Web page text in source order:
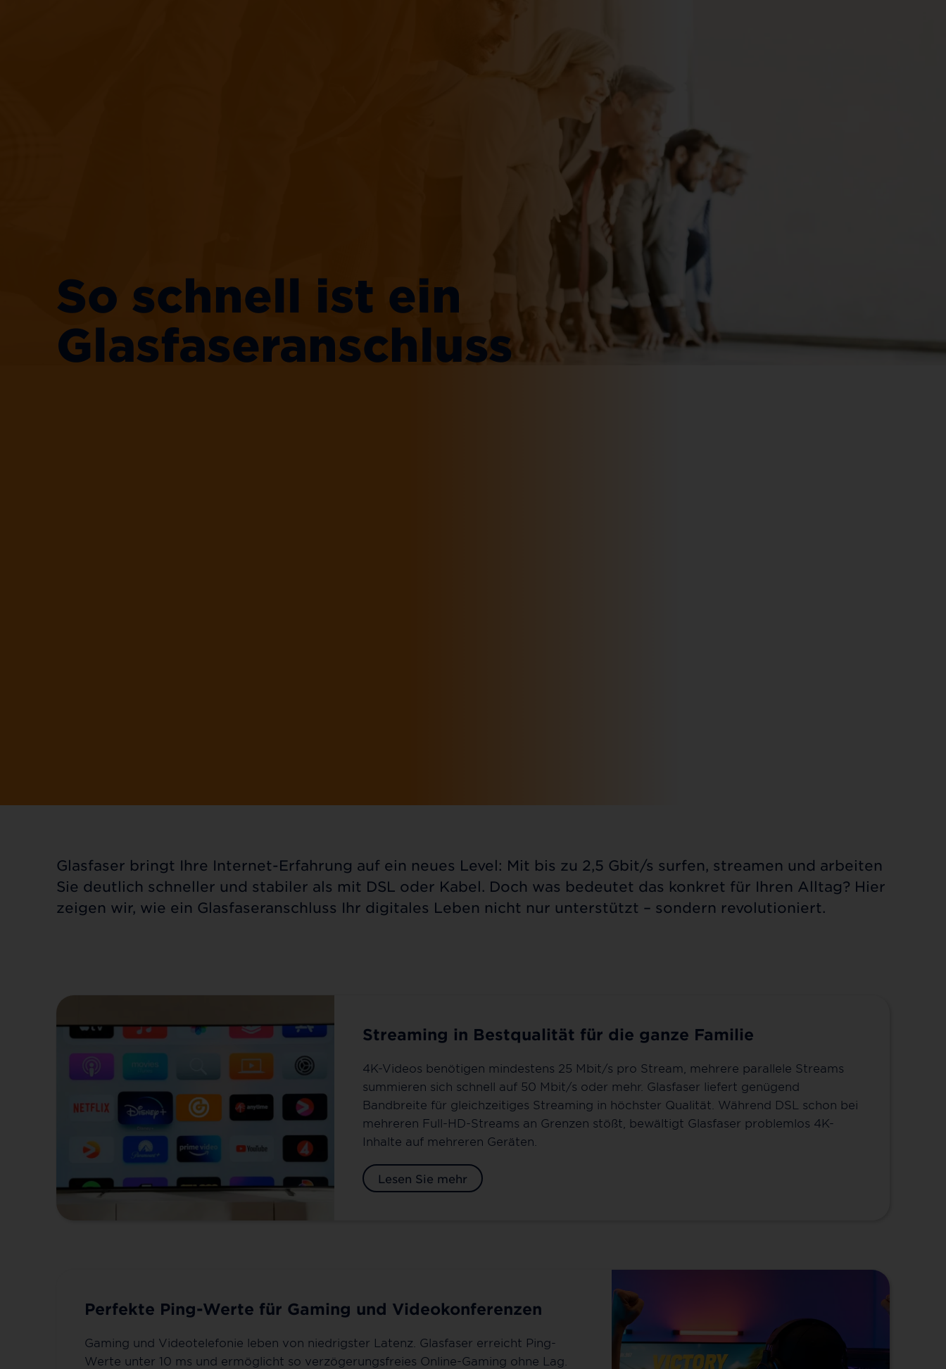
So schnell ist ein
Glasfaseranschluss
Glasfaser bringt Ihre Internet-Erfahrung auf ein neues Level: Mit bis zu 2,5 Gbit/s surfen, streamen und arbeiten
Sie deutlich schneller und stabiler als mit DSL oder Kabel. Doch was bedeutet das konkret für Ihren Alltag? Hier
zeigen wir, wie ein Glasfaseranschluss Ihr digitales Leben nicht nur unterstützt – sondern revolutioniert.
Streaming in Bestqualität für die ganze Familie
4K-Videos benötigen mindestens 25 Mbit/s pro Stream, mehrere parallele Streams
summieren sich schnell auf 50 Mbit/s oder mehr. Glasfaser liefert genügend
Bandbreite für gleichzeitiges Streaming in höchster Qualität. Während DSL schon bei
mehreren Full-HD-Streams an Grenzen stößt, bewältigt Glasfaser problemlos 4K-
Inhalte auf mehreren Geräten.
Lesen Sie mehr
Perfekte Ping-Werte für Gaming und Videokonferenzen
Gaming und Videotelefonie leben von niedrigster Latenz. Glasfaser erreicht Ping-
Werte unter 10 ms und ermöglicht so verzögerungsfreies Online-Gaming ohne Lag.